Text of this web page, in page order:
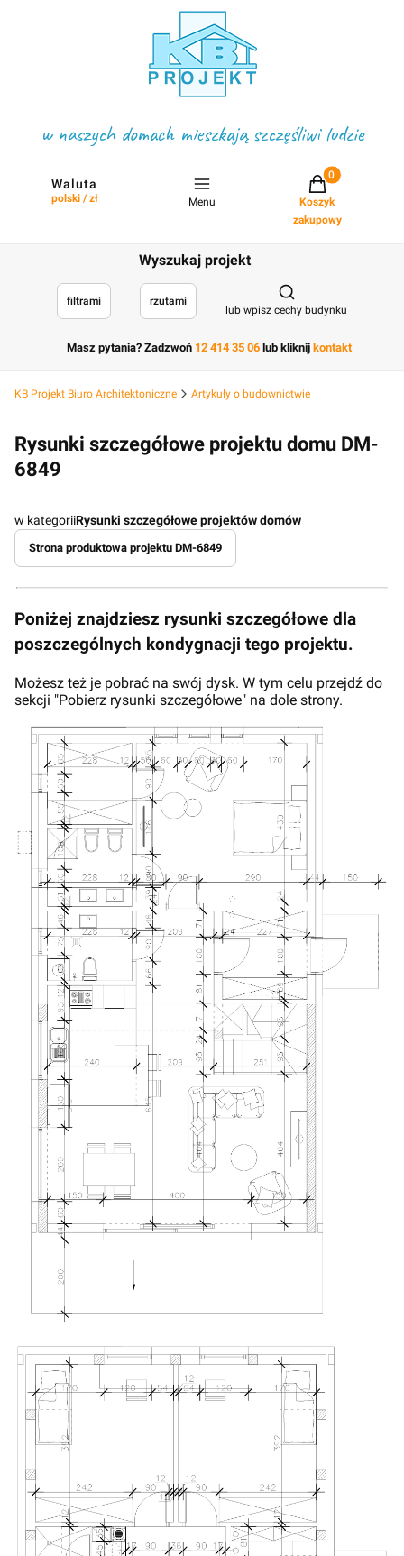
w naszych domach mieszkają szczęśliwi ludzie
Waluta
polski / zł Menu
Projekty w
Koszyk
zakupowy
Wyszukaj projekt
filtrami rzutami
Otwórz
lub wpisz cechy budynku
Masz pytania? Zadzwoń 12 414 35 06 lub kliknij kontakt
KB Projekt Biuro Architektoniczne Artykuły o budownictwie
Rysunki szczegółowe projektu domu DM-
6849
w kategoriiRysunki szczegółowe projektów domów
Strona produktowa projektu DM-6849
Poniżej znajdziesz rysunki szczegółowe dla
poszczególnych kondygnacji tego projektu.
Możesz też je pobrać na swój dysk. W tym celu przejdź do
sekcji "Pobierz rysunki szczegółowe" na dole strony.